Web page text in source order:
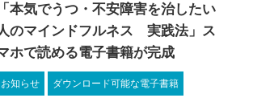
「本気でうつ・不安障害を治したい
のマインドフルネス 実践法」ス
ホで読める電子書籍が完成
お知らせ ダウンロード可能な電子書籍